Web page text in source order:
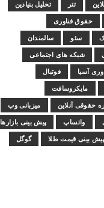
تتر تحلیل بنیادین
حقوق فناوری
سئو سالمندان
شبکه های اجتماعی
آسیا فوتبال
مایکروسافت
حقوقی آنلاین میزبانی وب
واتساپ پیش بینی بازارها
پیش بینی قیمت طلا گوگل